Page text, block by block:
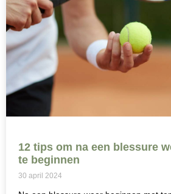
12 tips om na een blessure
te beginnen
30 april 2024